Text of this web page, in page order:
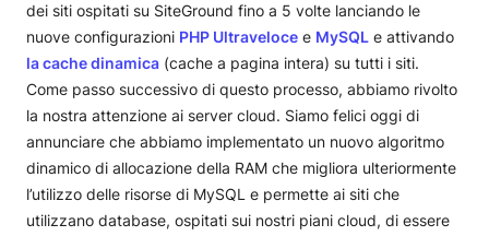
dei siti ospitati su SiteGround fino a 5 volte lanciando le
nuove configurazioni PHP Ultraveloce e MySQL e attivando
la cache dinamica (cache a pagina intera) su tutti i siti.
Come passo successivo di questo processo, abbiamo rivolto
la nostra attenzione ai server cloud. Siamo felici oggi di
annunciare che abbiamo implementato un nuovo algoritmo
dinamico di allocazione della RAM che migliora ulteriormente
l’utilizzo delle risorse di MySQL e permette ai siti che
utilizzano database, ospitati sui nostri piani cloud, di essere